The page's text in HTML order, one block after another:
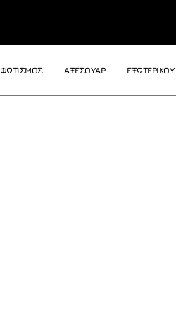
ΦΩΤΙΣΜΟΣ ΑΞΕΣΟΥΑΡ